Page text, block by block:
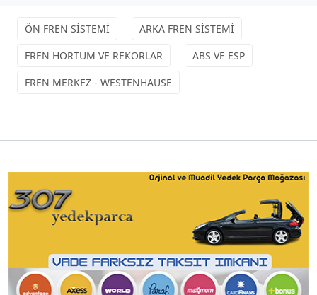
ÖN FREN SİSTEMİ
ARKA FREN SİSTEMİ
FREN HORTUM VE REKORLAR
ABS VE ESP
FREN MERKEZ - WESTENHAUSE